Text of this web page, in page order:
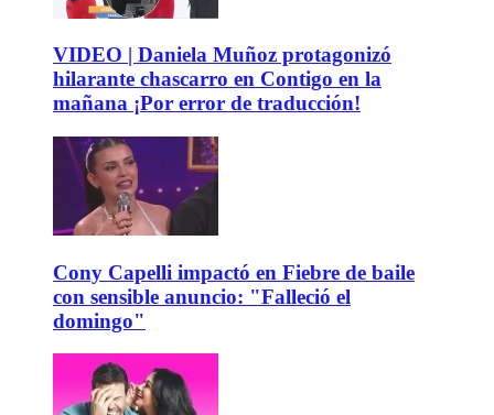
VIDEO | Daniela Muñoz protagonizó
hilarante chascarro en Contigo en la
mañana ¡Por error de traducción!
Cony Capelli impactó en Fiebre de baile
con sensible anuncio: "Falleció el
domingo"